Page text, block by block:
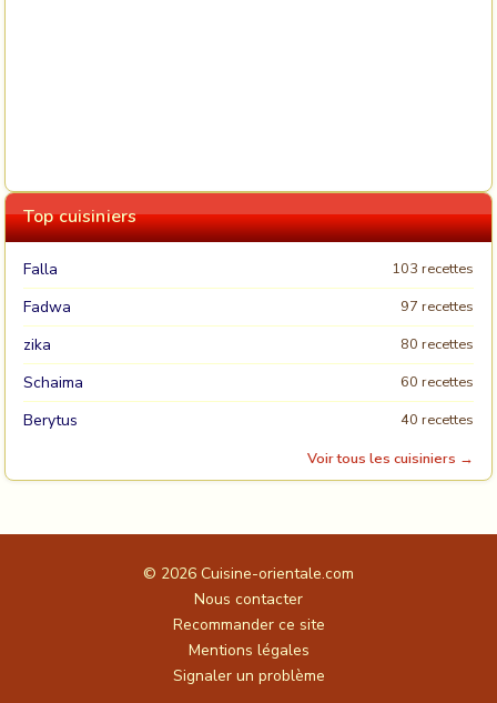
Top cuisiniers
Falla 103 recettes
Fadwa 97 recettes
zika 80 recettes
Schaima 60 recettes
Berytus
40 recettes
Voir tous les cuisiniers →
© 2026 Cuisine-orientale.com
Nous contacter
Recommander ce site
Mentions légales
Signaler un problème